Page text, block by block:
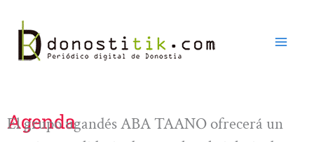
contenido
Agenda
El grupo ugandés ABA TAANO ofrecerá un